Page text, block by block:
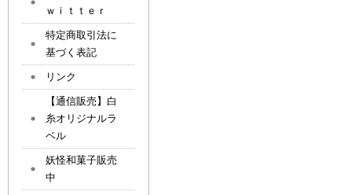
ｗｉｔｔｅｒ
特定商取引法に
基づく表記
リンク
【通信販売】白
糸オリジナルラ
ベル
妖怪和菓子販売
中